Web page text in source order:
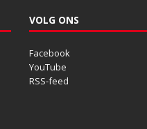
VOLG ONS
Facebook
YouTube
RSS-feed